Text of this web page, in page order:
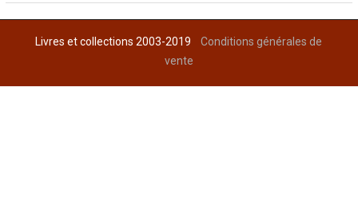
Livres et collections 2003-2019Conditions générales de
vente